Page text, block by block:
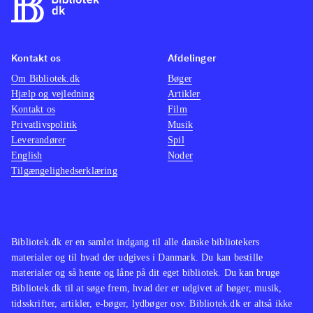
rigtige bogstaver til forskellige
drillefluer og edderkopper. Som
ekstra minispil er der de
obligatoriske huskespil og puslespil.
Grafisk set bygges der på de
velkendte miljøer fra cykelmyg-
universet, og såvel stemmer som
musik til spillet er de originale fra
tidspunkt. Målgruppen er børn fra
cirka 4-7 år, og de vil være godt
underholdt en tid med dette spil, der
Bibliotek.dk er en samlet indgang til alle danske bibliotekers
materialer og til hvad der udgives i Danmark. Du kan bestille
materialer og så hente og låne på dit eget bibliotek. Du kan bruge
Bibliotek.dk til at søge frem, hvad der er udgivet af bøger, musik,
tidsskrifter, artikler, e-bøger, lydbøger osv. Bibliotek.dk er altså ikke
Kontakt os
Om Bibliotek.dk
Hjælp og vejledning
Kontakt os
Privatlivspolitik
Leverandører
English
Tilgængelighedserklæring
Afdelinger
Bøger
Artikler
Film
Musik
Spil
Noder